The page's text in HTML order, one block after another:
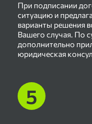
При подписании
ситуацию и
варианты решения
Вашего случая. По
дополнительно
юридическая